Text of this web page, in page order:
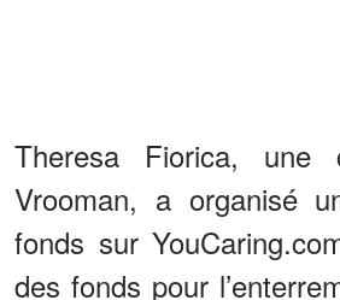
Theresa Fiorica, une
Vrooman, a organisé
fonds sur
des fonds pour